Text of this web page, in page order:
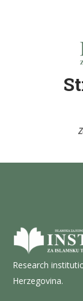
Research
Herzegovina.